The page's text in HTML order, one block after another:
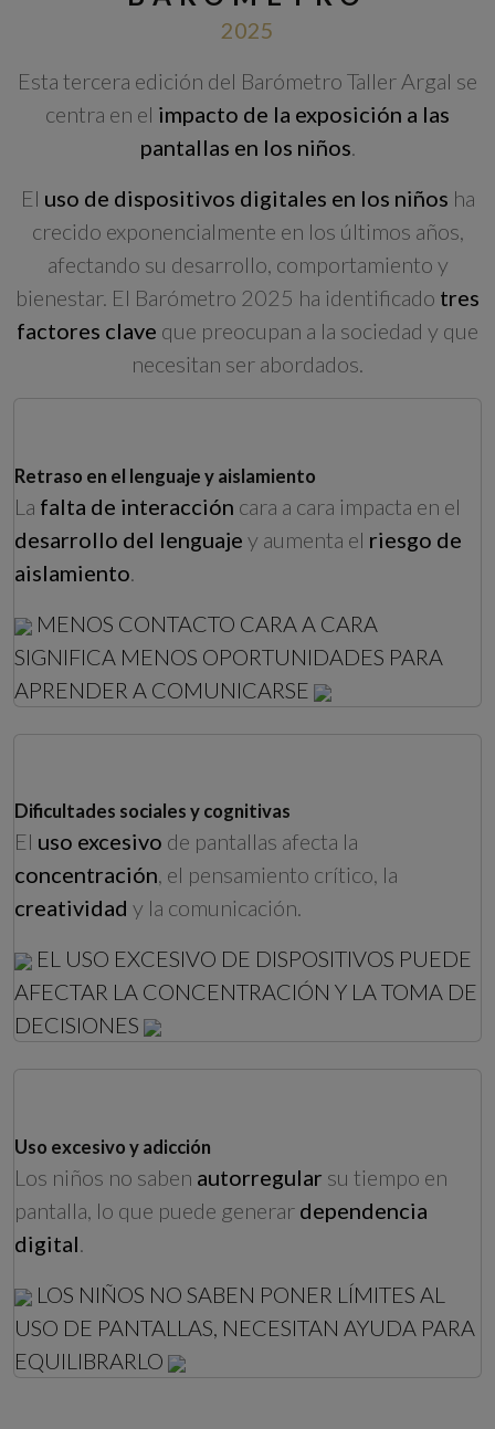
2025
Esta tercera edición del Barómetro Taller Argal se
centra en el impacto de la exposición a las
pantallas en los niños.
El uso de dispositivos digitales en los niños ha
crecido exponencialmente en los últimos años,
afectando su desarrollo, comportamiento y
bienestar. El Barómetro 2025 ha identificado tres
factores clave que preocupan a la sociedad y que
necesitan ser abordados.
Retraso en el lenguaje y aislamiento
La falta de interacción cara a cara impacta en el
desarrollo del lenguaje y aumenta el riesgo de
aislamiento
MENOS CONTACTO CARA A CARA
SIGNIFICA MENOS OPORTUNIDADES PARA
APRENDER A COMUNICARSE
Dificultades sociales y cognitivas
El uso excesivo de pantallas afecta la
concentración, el pensamiento crítico, la
creatividad y la comunicación.
EL USO EXCESIVO DE DISPOSITIVOS PUEDE
AFECTAR LA CONCENTRACIÓN Y LA TOMA DE
DECISIONES
Uso excesivo y adicción
Los niños no saben autorregular su tiempo en
pantalla, lo que puede generar dependencia
digital.
LOS NIÑOS NO SABEN PONER LÍMITES AL
USO DE PANTALLAS, NECESITAN AYUDA PARA
EQUILIBRARLO